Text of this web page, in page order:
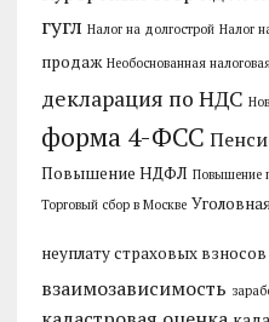
гугл Налог на долгострой Налог
продаж Необоснованная
декларация по НДС
форма 4-ФСС
Повышение НДФЛ Повышение
Торговый сбор в Москве
неуплату страховых взносов
взаимозависимость